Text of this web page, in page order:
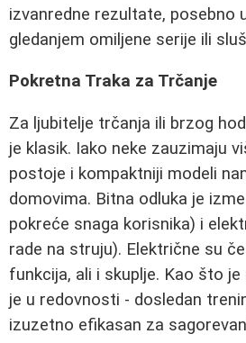
izvanredne rezultate, posebno
gledanjem omiljene serije ili
Pokretna Traka za Trčanje
Za ljubitelje trčanja ili brzog
je klasik. Iako neke zauzimaju
postoje i kompaktniji modeli
domovima. Bitna odluka je
pokreće snaga korisnika) i
rade na struju). Električne su
funkcija, ali i skuplje. Kao što
je u redovnosti - dosledan
izuzetno efikasan za